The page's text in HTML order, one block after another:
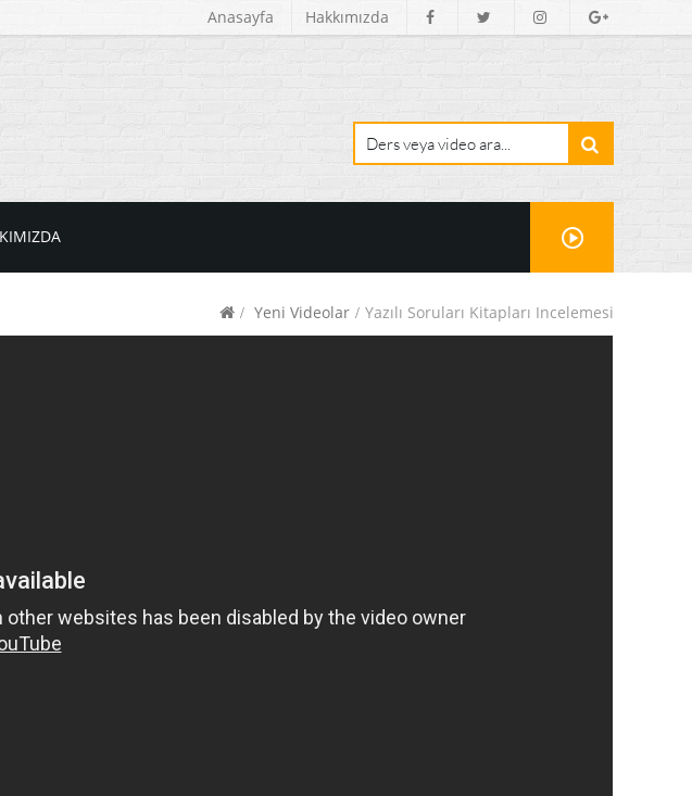
Anasayfa Hakkımızda
Yeni Videolar Yazılı Soruları Kitapları Incelemesi